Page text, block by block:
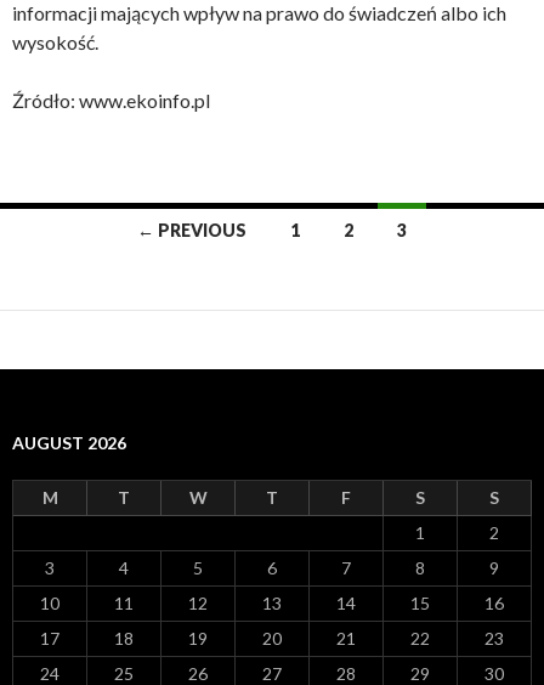
informacji mających wpływ na prawo do świadczeń albo ich
wysokość.
Źródło: www.ekoinfo.pl
navigation
← PREVIOUS 1 2 3
AUGUST 2026
M T W T F S S
1
2
3
4 5 6 7 8
9
10
11 12 13 14 15
16
17
18 19 20 21 22
23
24
25 26 27 28 29
30